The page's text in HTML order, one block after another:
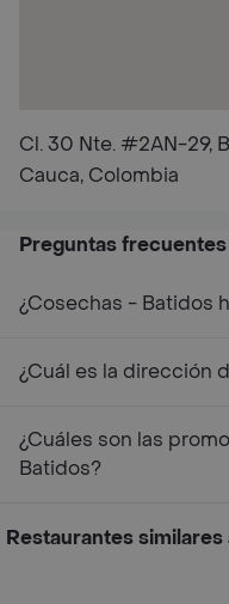
Cl. 30 Nte. #2AN-29,
Cauca, Colombia
Preguntas frecuentes
¿Cosechas - Batidos
¿Cuál es la dirección
¿Cuáles son las
Batidos?
Restaurantes